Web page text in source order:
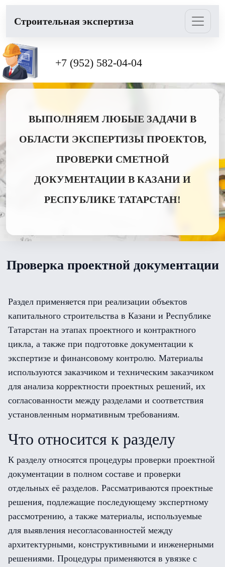
Cтроительная экспертиза
+7 (952) 582-04-04
ВЫПОЛНЯЕМ ЛЮБЫЕ ЗАДАЧИ В
ОБЛАСТИ ЭКСПЕРТИЗЫ ПРОЕКТОВ,
ПРОВЕРКИ СМЕТНОЙ
ДОКУМЕНТАЦИИ В КАЗАНИ И
РЕСПУБЛИКЕ ТАТАРСТАН!
Проверка проектной документации
Раздел применяется при реализации объектов
капитального строительства в Казани и Республике
Татарстан на этапах проектного и контрактного
цикла, а также при подготовке документации к
экспертизе и финансовому контролю. Материалы
используются заказчиком и техническим заказчиком
для анализа корректности проектных решений, их
согласованности между разделами и соответствия
установленным нормативным требованиям.
Что относится к разделу
К разделу относятся процедуры проверки проектной
документации в полном составе и проверки
отдельных её разделов. Рассматриваются проектные
решения, подлежащие последующему экспертному
рассмотрению, а также материалы, используемые
для выявления несогласованностей между
архитектурными, конструктивными и инженерными
решениями. Процедуры применяются в увязке с